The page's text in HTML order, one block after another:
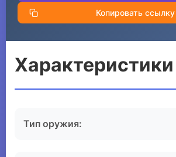
Копировать ссылку
Характеристики
Тип оружия: